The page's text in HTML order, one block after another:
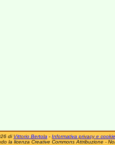
di Vittorio Bertola - Informativa privacy e cookie
la licenza Creative Commons Attribuzione -